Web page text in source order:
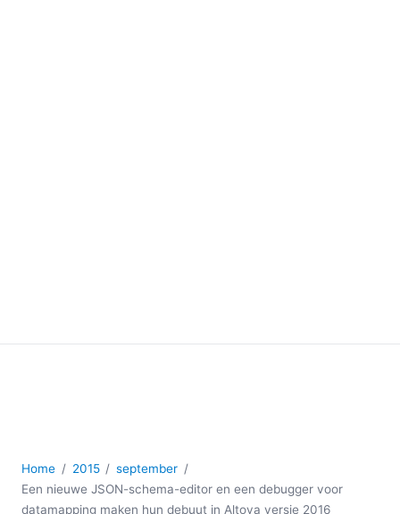
Home 2015
september
Een nieuwe JSON-schema-editor en een debugger voor
datamapping maken hun debuut in Altova versie 2016